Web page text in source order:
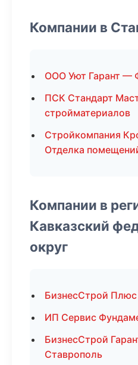
Компании в
ООО Уют Гарант —
ПСК Стандарт
стройматериалов
Стройкомпания
Отделка
Компании в
Кавказский
округ
БизнесСтрой
ИП Сервис
БизнесСтрой
Ставрополь